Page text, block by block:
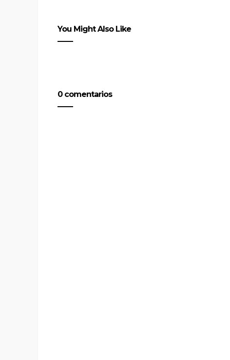
You Might Also Like
0 comentarios